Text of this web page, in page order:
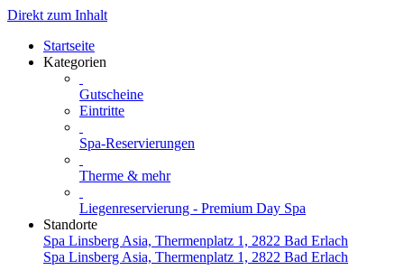
Direkt zum Inhalt
Startseite
Kategorien
Gutscheine
Eintritte
Spa-Reservierungen
Therme & mehr
Liegenreservierung - Premium Day Spa
Standorte
Spa Linsberg Asia, Thermenplatz 1, 2822 Bad Erlach
Spa Linsberg Asia, Thermenplatz 1, 2822 Bad Erlach